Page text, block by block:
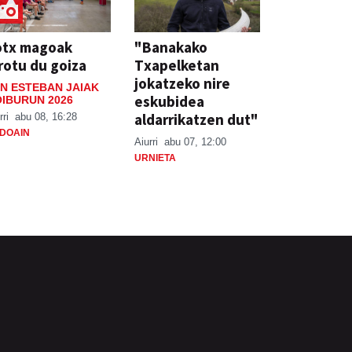
magoak
du goiza
ESTEBAN JAIAK
2026
abu 08, 16:28
"Banakako
Txapelketan
jokatzeko nire
eskubidea
aldarrikatzen dut"
Aiurri abu 07, 12:00
URNIETA